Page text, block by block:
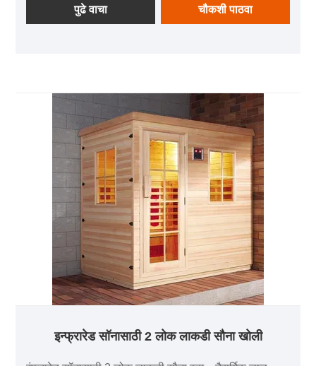
पुढे वाचा
चौकशी पाठवा
इन्फ्रारेड सॉनासाठी 2 लोक लाकडी सौना खोली